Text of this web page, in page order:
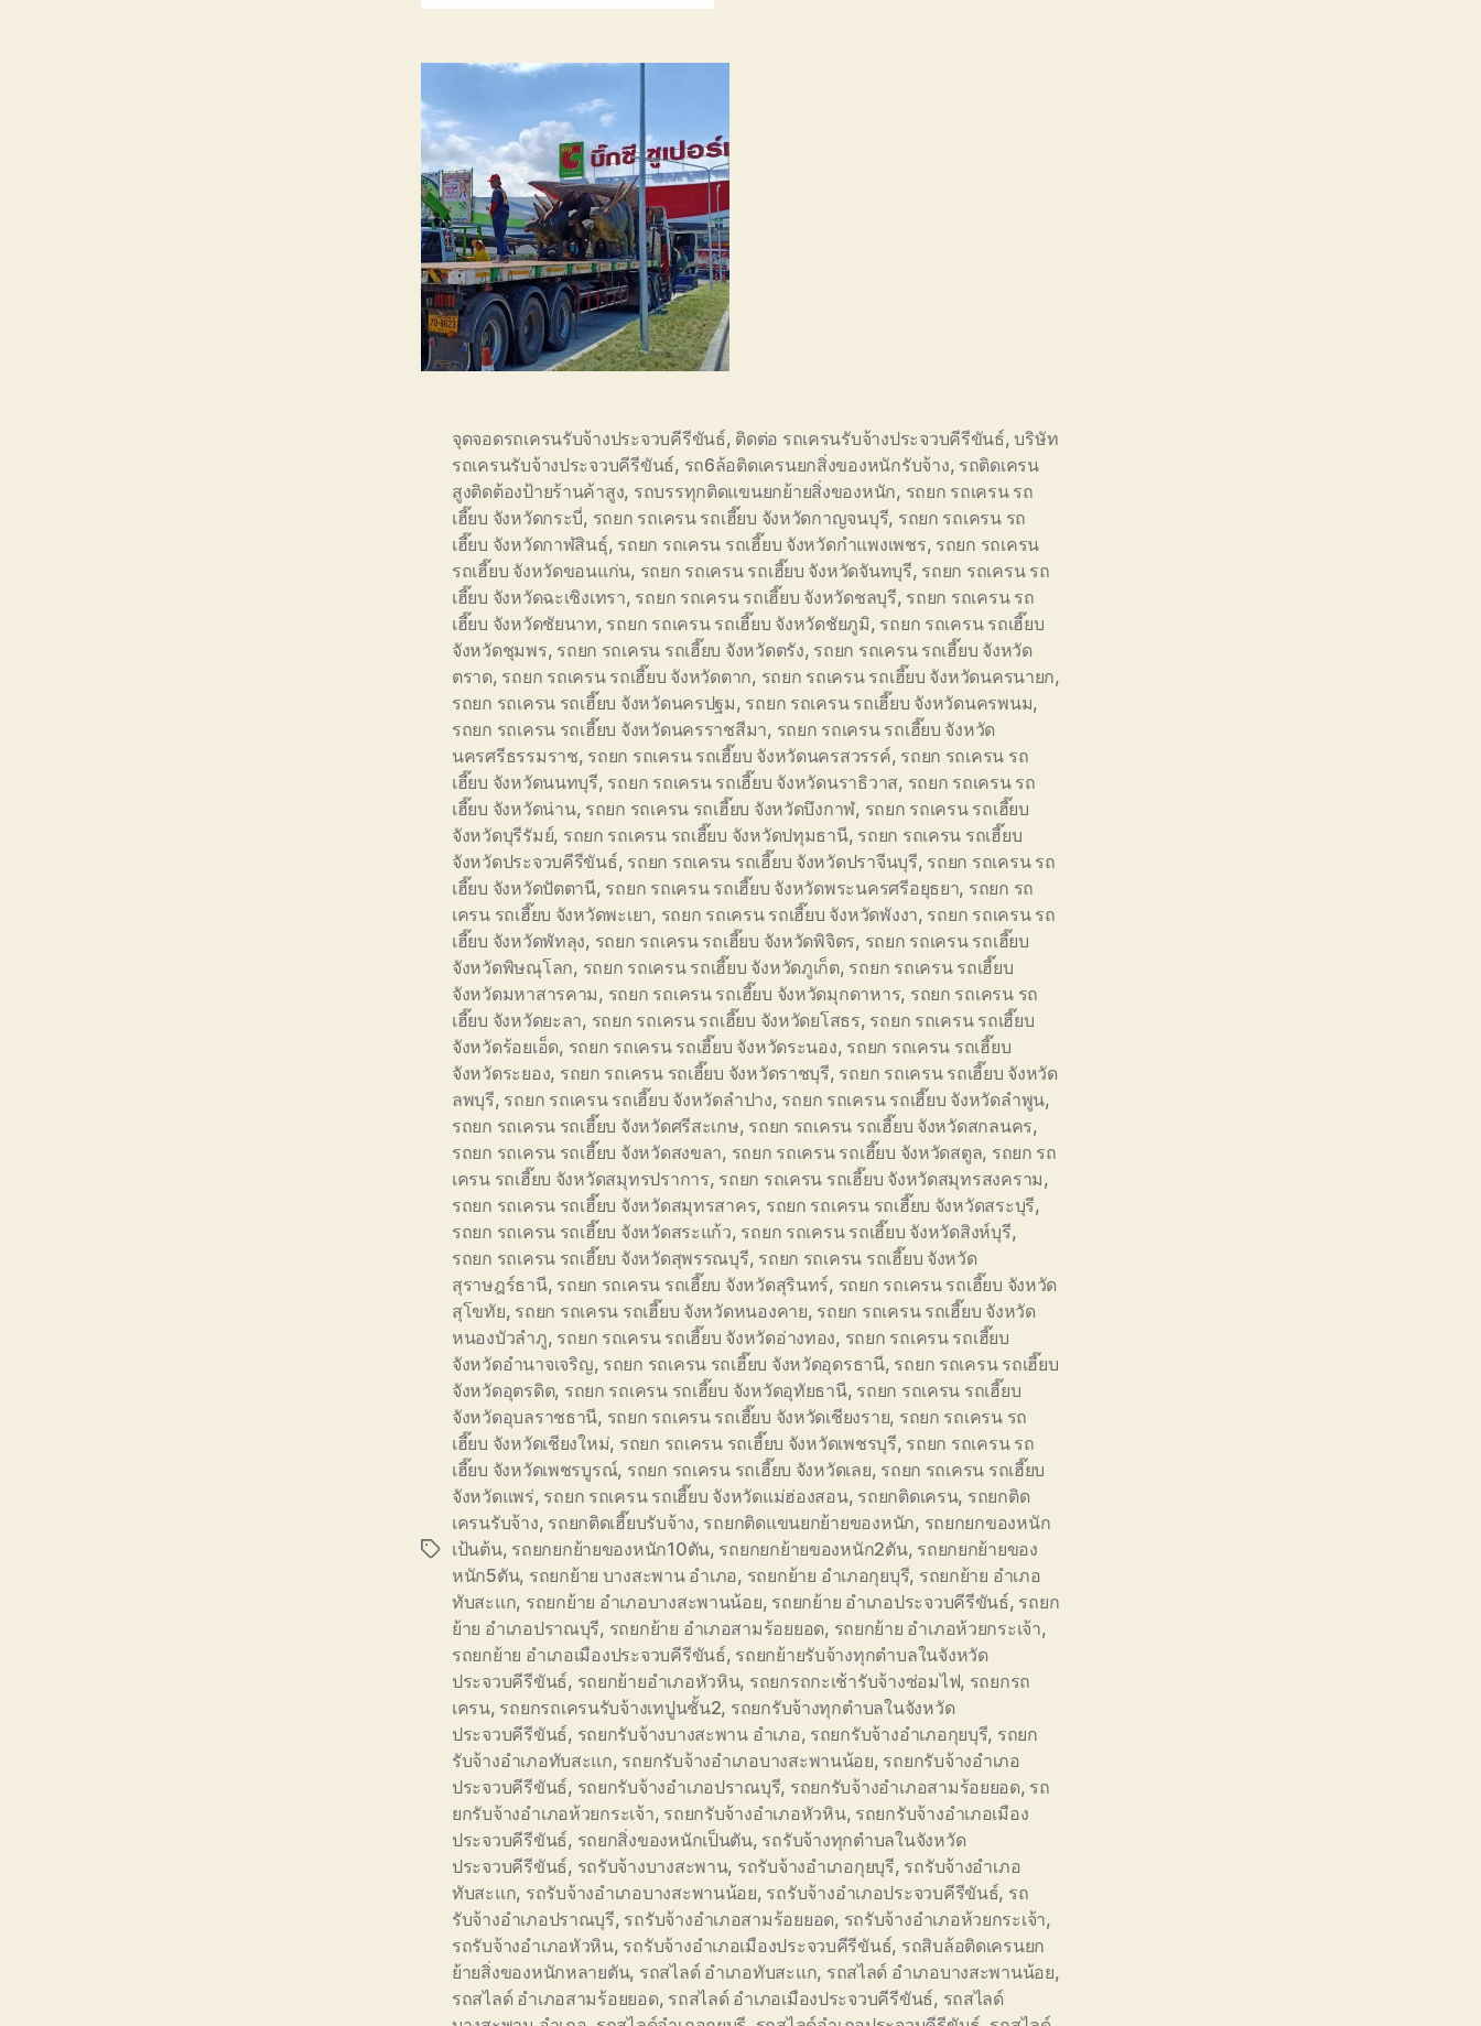
Tags
จุดจอดรถเครนรับจ้างประจวบคีรีขันธ์, ติดต่อ รถเครนรับจ้างประจวบคีรีขันธ์,บริษัท
รถเครนรับจ้างประจวบคีรีขันธ์, รถ6ล้อติดเครนยกสิ่งของหนักรับจ้าง, รถติดเครน
สูงติดต้องป้ายร้านค้าสูง, รถบรรทุกติดแขนยกย้ายสิ่งของหนัก, รถยก รถเครน รถ
เฮี๊ยบ จังหวัดกระบี่, รถยก รถเครน รถเฮี๊ยบ จังหวัดกาญจนบุรี, รถยก รถเครน รถ
เฮี๊ยบ จังหวัดกาฬสินธุ์, รถยก รถเครน รถเฮี๊ยบ จังหวัดกำแพงเพชร, รถยก รถเครน
รถเฮี๊ยบ จังหวัดขอนแก่น, รถยก รถเครน รถเฮี๊ยบ จังหวัดจันทบุรี, รถยก รถเครน รถ
เฮี๊ยบ จังหวัดฉะเชิงเทรา, รถยก รถเครน รถเฮี๊ยบ จังหวัดชลบุรี, รถยก รถเครน รถ
เฮี๊ยบ จังหวัดชัยนาท, รถยก รถเครน รถเฮี๊ยบ จังหวัดชัยภูมิ, รถยก รถเครน รถเฮี๊ยบ
จังหวัดชุมพร, รถยก รถเครน รถเฮี๊ยบ จังหวัดตรัง, รถยก รถเครน รถเฮี๊ยบ จังหวัด
ตราด, รถยก รถเครน รถเฮี๊ยบ จังหวัดตาก, รถยก รถเครน รถเฮี๊ยบ จังหวัดนครนายก,
รถยก รถเครน รถเฮี๊ยบ จังหวัดนครปฐม, รถยก รถเครน รถเฮี๊ยบ จังหวัดนครพนม,
รถยก รถเครน รถเฮี๊ยบ จังหวัดนครราชสีมา, รถยก รถเครน รถเฮี๊ยบ จังหวัด
นครศรีธรรมราช, รถยก รถเครน รถเฮี๊ยบ จังหวัดนครสวรรค์, รถยก รถเครน รถ
เฮี๊ยบ จังหวัดนนทบุรี, รถยก รถเครน รถเฮี๊ยบ จังหวัดนราธิวาส, รถยก รถเครน รถ
เฮี๊ยบ จังหวัดน่าน, รถยก รถเครน รถเฮี๊ยบ จังหวัดบึงกาฬ, รถยก รถเครน รถเฮี๊ยบ
จังหวัดบุรีรัมย์, รถยก รถเครน รถเฮี๊ยบ จังหวัดปทุมธานี, รถยก รถเครน รถเฮี๊ยบ
จังหวัดประจวบคีรีขันธ์, รถยก รถเครน รถเฮี๊ยบ จังหวัดปราจีนบุรี, รถยก รถเครน รถ
เฮี๊ยบ จังหวัดปัตตานี, รถยก รถเครน รถเฮี๊ยบ จังหวัดพระนครศรีอยุธยา, รถยก รถ
เครน รถเฮี๊ยบ จังหวัดพะเยา, รถยก รถเครน รถเฮี๊ยบ จังหวัดพังงา, รถยก รถเครน รถ
เฮี๊ยบ จังหวัดพัทลุง, รถยก รถเครน รถเฮี๊ยบ จังหวัดพิจิตร, รถยก รถเครน รถเฮี๊ยบ
จังหวัดพิษณุโลก, รถยก รถเครน รถเฮี๊ยบ จังหวัดภูเก็ต, รถยก รถเครน รถเฮี๊ยบ
จังหวัดมหาสารคาม, รถยก รถเครน รถเฮี๊ยบ จังหวัดมุกดาหาร, รถยก รถเครน รถ
เฮี๊ยบ จังหวัดยะลา, รถยก รถเครน รถเฮี๊ยบ จังหวัดยโสธร, รถยก รถเครน รถเฮี๊ยบ
จังหวัดร้อยเอ็ด, รถยก รถเครน รถเฮี๊ยบ จังหวัดระนอง, รถยก รถเครน รถเฮี๊ยบ
จังหวัดระยอง, รถยก รถเครน รถเฮี๊ยบ จังหวัดราชบุรี, รถยก รถเครน รถเฮี๊ยบ จังหวัด
ลพบุรี, รถยก รถเครน รถเฮี๊ยบ จังหวัดลำปาง, รถยก รถเครน รถเฮี๊ยบ จังหวัดลำพูน,
รถยก รถเครน รถเฮี๊ยบ จังหวัดศรีสะเกษ, รถยก รถเครน รถเฮี๊ยบ จังหวัดสกลนคร,
รถยก รถเครน รถเฮี๊ยบ จังหวัดสงขลา, รถยก รถเครน รถเฮี๊ยบ จังหวัดสตูล, รถยก รถ
เครน รถเฮี๊ยบ จังหวัดสมุทรปราการ, รถยก รถเครน รถเฮี๊ยบ จังหวัดสมุทรสงคราม,
รถยก รถเครน รถเฮี๊ยบ จังหวัดสมุทรสาคร, รถยก รถเครน รถเฮี๊ยบ จังหวัดสระบุรี,
รถยก รถเครน รถเฮี๊ยบ จังหวัดสระแก้ว, รถยก รถเครน รถเฮี๊ยบ จังหวัดสิงห์บุรี,
รถยก รถเครน รถเฮี๊ยบ จังหวัดสุพรรณบุรี, รถยก รถเครน รถเฮี๊ยบ จังหวัด
สุราษฎร์ธานี, รถยก รถเครน รถเฮี๊ยบ จังหวัดสุรินทร์, รถยก รถเครน รถเฮี๊ยบ จังหวัด
สุโขทัย, รถยก รถเครน รถเฮี๊ยบ จังหวัดหนองคาย, รถยก รถเครน รถเฮี๊ยบ จังหวัด
หนองบัวลำภู, รถยก รถเครน รถเฮี๊ยบ จังหวัดอ่างทอง, รถยก รถเครน รถเฮี๊ยบ
จังหวัดอำนาจเจริญ, รถยก รถเครน รถเฮี๊ยบ จังหวัดอุดรธานี, รถยก รถเครน รถเฮี๊ยบ
จังหวัดอุตรดิต, รถยก รถเครน รถเฮี๊ยบ จังหวัดอุทัยธานี, รถยก รถเครน รถเฮี๊ยบ
จังหวัดอุบลราชธานี, รถยก รถเครน รถเฮี๊ยบ จังหวัดเชียงราย, รถยก รถเครน รถ
เฮี๊ยบ จังหวัดเชียงใหม่, รถยก รถเครน รถเฮี๊ยบ จังหวัดเพชรบุรี, รถยก รถเครน รถ
เฮี๊ยบ จังหวัดเพชรบูรณ์, รถยก รถเครน รถเฮี๊ยบ จังหวัดเลย, รถยก รถเครน รถเฮี๊ยบ
จังหวัดแพร่, รถยก รถเครน รถเฮี๊ยบ จังหวัดแม่ฮ่องสอน, รถยกติดเครน, รถยกติด
เครนรับจ้าง, รถยกติดเฮี๊ยบรับจ้าง, รถยกติดแขนยกย้ายของหนัก, รถยกยกของหนัก
เป้นต้น, รถยกยกย้ายของหนัก10ตัน, รถยกยกย้ายของหนัก2ตัน, รถยกยกย้ายของ
หนัก5ตัน, รถยกย้าย บางสะพาน อำเภอ, รถยกย้าย อำเภอกุยบุรี, รถยกย้าย อำเภอ
ทับสะแก, รถยกย้าย อำเภอบางสะพานน้อย, รถยกย้าย อำเภอประจวบคีรีขันธ์, รถยก
ย้าย อำเภอปราณบุรี, รถยกย้าย อำเภอสามร้อยยอด, รถยกย้าย อำเภอห้วยกระเจ้า,
รถยกย้าย อำเภอเมืองประจวบคีรีขันธ์, รถยกย้ายรับจ้างทุกตำบลในจังหวัด
ประจวบคีรีขันธ์, รถยกย้ายอำเภอหัวหิน, รถยกรถกะเช้ารับจ้างซ่อมไฟ, รถยกรถ
เครน, รถยกรถเครนรับจ้างเทปูนชั้น2, รถยกรับจ้างทุกตำบลในจังหวัด
ประจวบคีรีขันธ์, รถยกรับจ้างบางสะพาน อำเภอ, รถยกรับจ้างอำเภอกุยบุรี, รถยก
รับจ้างอำเภอทับสะแก, รถยกรับจ้างอำเภอบางสะพานน้อย, รถยกรับจ้างอำเภอ
ประจวบคีรีขันธ์, รถยกรับจ้างอำเภอปราณบุรี, รถยกรับจ้างอำเภอสามร้อยยอด, รถ
ยกรับจ้างอำเภอห้วยกระเจ้า, รถยกรับจ้างอำเภอหัวหิน, รถยกรับจ้างอำเภอเมือง
ประจวบคีรีขันธ์, รถยกสิ่งของหนักเป็นตัน, รถรับจ้างทุกตำบลในจังหวัด
ประจวบคีรีขันธ์, รถรับจ้างบางสะพาน, รถรับจ้างอำเภอกุยบุรี, รถรับจ้างอำเภอ
ทับสะแก, รถรับจ้างอำเภอบางสะพานน้อย, รถรับจ้างอำเภอประจวบคีรีขันธ์, รถ
รับจ้างอำเภอปราณบุรี, รถรับจ้างอำเภอสามร้อยยอด, รถรับจ้างอำเภอห้วยกระเจ้า,
รถรับจ้างอำเภอหัวหิน, รถรับจ้างอำเภอเมืองประจวบคีรีขันธ์, รถสิบล้อติดเครนยก
ย้ายสิ่งของหนักหลายตัน, รถสไลด์ อำเภอทับสะแก, รถสไลด์ อำเภอบางสะพานน้อย,
รถสไลด์ อำเภอสามร้อยยอด, รถสไลด์ อำเภอเมืองประจวบคีรีขันธ์, รถสไลด์